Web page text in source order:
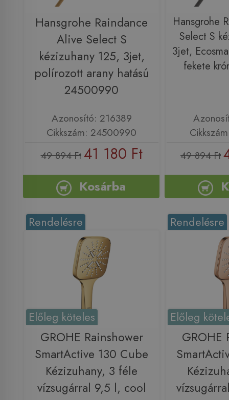
Hansgrohe Raindance
Alive Select S
kézizuhany 125, 3jet,
polírozott arany hatású
24500990
Azonosító: 216389
Cikkszám: 24500990
49 894 Ft 41 180 Ft
Kosárba
Hansgrohe
Select S
3jet,
fekete
49 894 Ft
Rendelésre
Előleg köteles
GROHE Rainshower
SmartActive 130 Cube
Kézizuhany, 3 féle
vízsugárral 9,5 l, cool
Rendelésre
Előleg
GROHE